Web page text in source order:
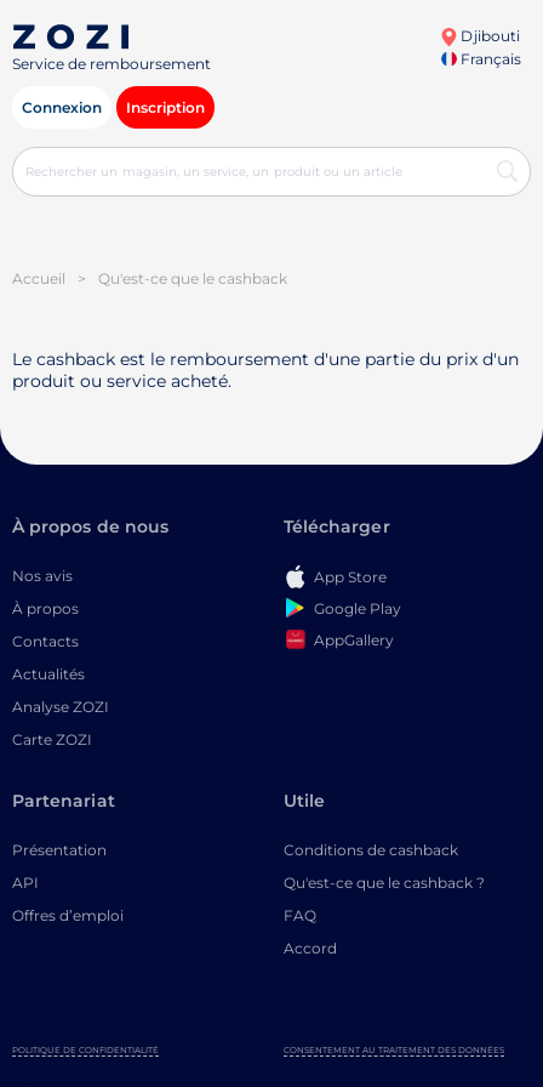
Service de remboursement
Djibouti
Français
Connexion Inscription
Accueil > Qu'est-ce que le cashback
Le cashback est le remboursement d'une partie du prix d'un
produit ou service acheté.
À propos de nous
Nos avis
À propos
Contacts
Actualités
Analyse ZOZI
Carte ZOZI
Télécharger
App Store
Google Play
AppGallery
Partenariat
Présentation
API
Offres d’emploi
Utile
Conditions de cashback
Qu'est-ce que le cashback ?
FAQ
Accord
POLITIQUE DE CONFIDENTIALITÉ CONSENTEMENT AU TRAITEMENT DES DONNÉES